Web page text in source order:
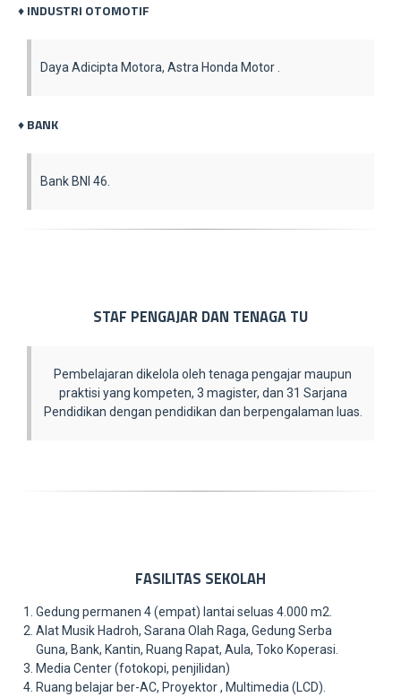
♦ INDUSTRI OTOMOTIF
Daya Adicipta Motora, Astra Honda Motor .
♦ BANK
Bank BNI 46.
STAF PENGAJAR DAN TENAGA TU
Pembelajaran dikelola oleh tenaga pengajar maupun
praktisi yang kompeten, 3 magister, dan 31 Sarjana
Pendidikan dengan pendidikan dan berpengalaman luas.
FASILITAS SEKOLAH
Gedung permanen 4 (empat) lantai seluas 4.000 m2.
Alat Musik Hadroh, Sarana Olah Raga, Gedung Serba
Guna, Bank, Kantin, Ruang Rapat, Aula, Toko Koperasi.
Media Center (fotokopi, penjilidan)
Ruang belajar ber-AC, Proyektor , Multimedia (LCD).